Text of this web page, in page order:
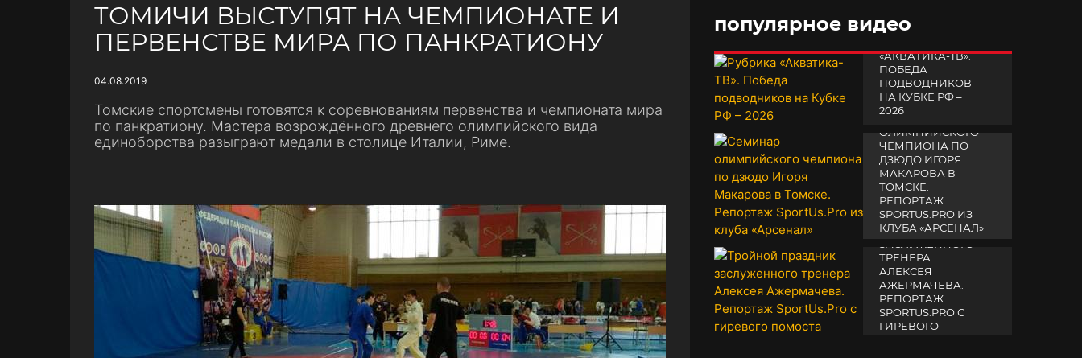
ТОМИЧИ ВЫСТУПЯТ НА ЧЕМПИОНАТЕ И
ПЕРВЕНСТВЕ МИРА ПО ПАНКРАТИОНУ
04.08.2019
Томские спортсмены готовятся к соревнованиям первенства и чемпионата мира
по панкратиону. Мастера возрождённого древнего олимпийского вида
единоборства разыграют медали в столице Италии, Риме.
популярное видео
«АКВАТИКА-TВ».
ПОБЕДА
ПОДВОДНИКОВ
НА КУБКЕ РФ –
2026
19 февраля 2026
СЕМИНАР
ОЛИМПИЙСКОГО
ЧЕМПИОНА ПО
ДЗЮДО ИГОРЯ
МАКАРОВА В
ТОМСКЕ.
РЕПОРТАЖ
SPORTUS.PRO ИЗ
КЛУБА «АРСЕНАЛ»
14 апреля 2025
ТРОЙНОЙ
ПРАЗДНИК
ТРЕНЕРА
АЛЕКСЕЯ
АЖЕРМАЧЕВА.
РЕПОРТАЖ
SPORTUS.PRO С
ГИРЕВОГО